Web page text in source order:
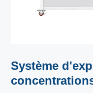
Système